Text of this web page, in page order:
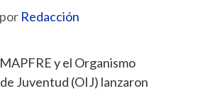
por Redacción
y el Organismo
Juventud (OIJ) lanzaron